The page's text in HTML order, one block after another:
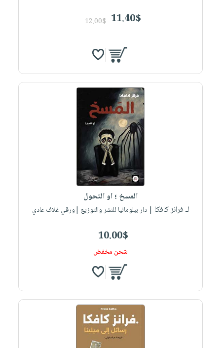
11.40$
12.00$
المسخ ؛ او التحول
لـ فرانز كافكا | دار ببلومانيا للنشر والتوزيع |ورقي غلاف عادي
10.00$
شحن مخفض